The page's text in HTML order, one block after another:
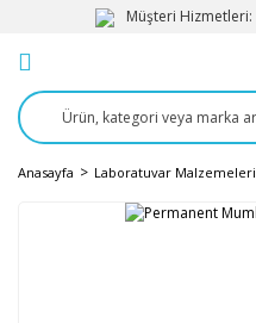
Müşteri Hizmetleri:
Anasayfa Laboratuvar Malzemeleri